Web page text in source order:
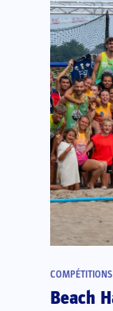
COMPÉTITIONS
Beach